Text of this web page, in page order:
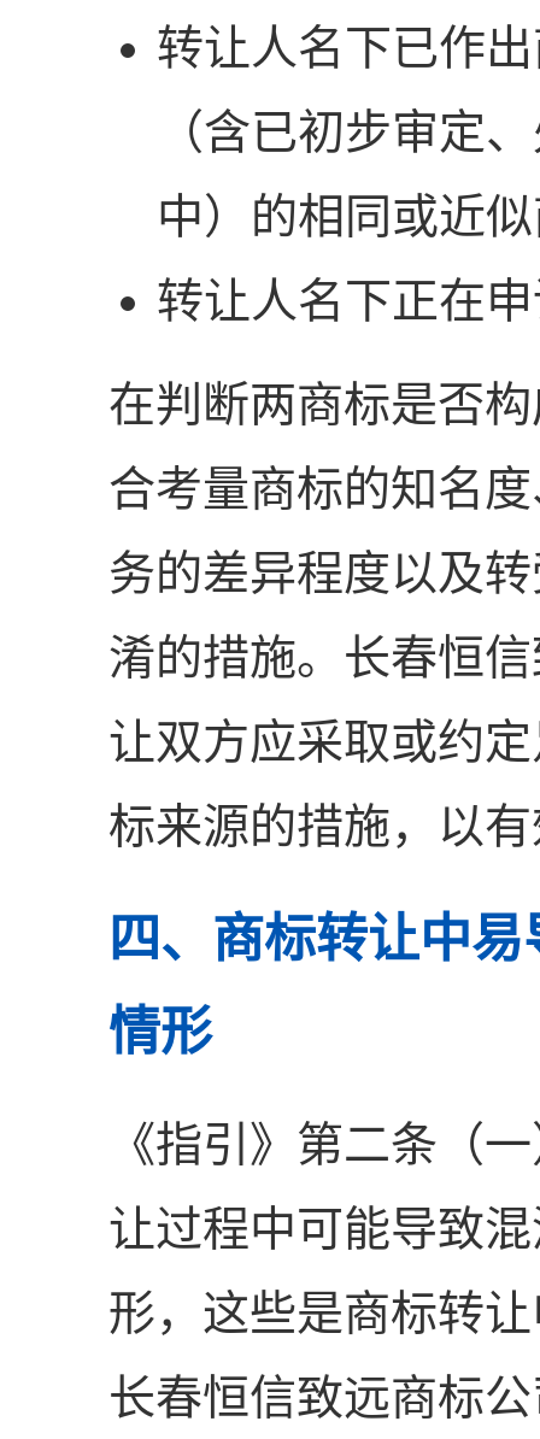
转让人名下已作
（含已初步审定
中）的相同或近
转让人名下正在
在判断两商标是否
合考量商标的知名
务的差异程度以及
淆的措施。长春恒
让双方应采取或约
标来源的措施，以
四、商标转让中
情形
《指引》第二条（
让过程中可能导致
形，这些是商标转
长春恒信致远商标